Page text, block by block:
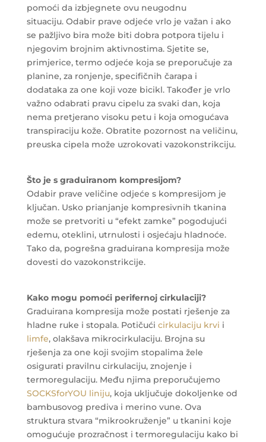
pomoći da izbjegnete ovu neugodnu
situaciju. Odabir prave odjeće vrlo je važan i ako
se pažljivo bira može biti dobra potpora tijelu i
njegovim brojnim aktivnostima. Sjetite se,
primjerice, termo odjeće koja se preporučuje za
planine, za ronjenje, specifičnih čarapa i
dodataka za one koji voze bicikl. Također je vrlo
važno odabrati pravu cipelu za svaki dan, koja
nema pretjerano visoku petu i koja omogućava
transpiraciju kože. Obratite pozornost na veličinu,
preuska cipela može uzrokovati vazokonstrikciju.
Što je s graduiranom kompresijom?
Odabir prave veličine odjeće s kompresijom je
ključan. Usko prianjanje kompresivnih tkanina
može se pretvoriti u “efekt zamke” pogodujući
edemu, oteklini, utrnulosti i osjećaju hladnoće.
Tako da, pogrešna graduirana kompresija može
dovesti do vazokonstrikcije.
Kako mogu pomoći perifernoj cirkulaciji?
Graduirana kompresija može postati rješenje za
hladne ruke i stopala. Potičući cirkulaciju krvi i
limfe, olakšava mikrocirkulaciju. Brojna su
rješenja za one koji svojim stopalima žele
osigurati pravilnu cirkulaciju, znojenje i
termoregulaciju. Među njima preporučujemo
SOCKSforYOU liniju, koja uključuje dokoljenke od
bambusovog prediva i merino vune. Ova
struktura stvara “mikrookruženje” u tkanini koje
omogućuje prozračnost i termoregulaciju kako bi